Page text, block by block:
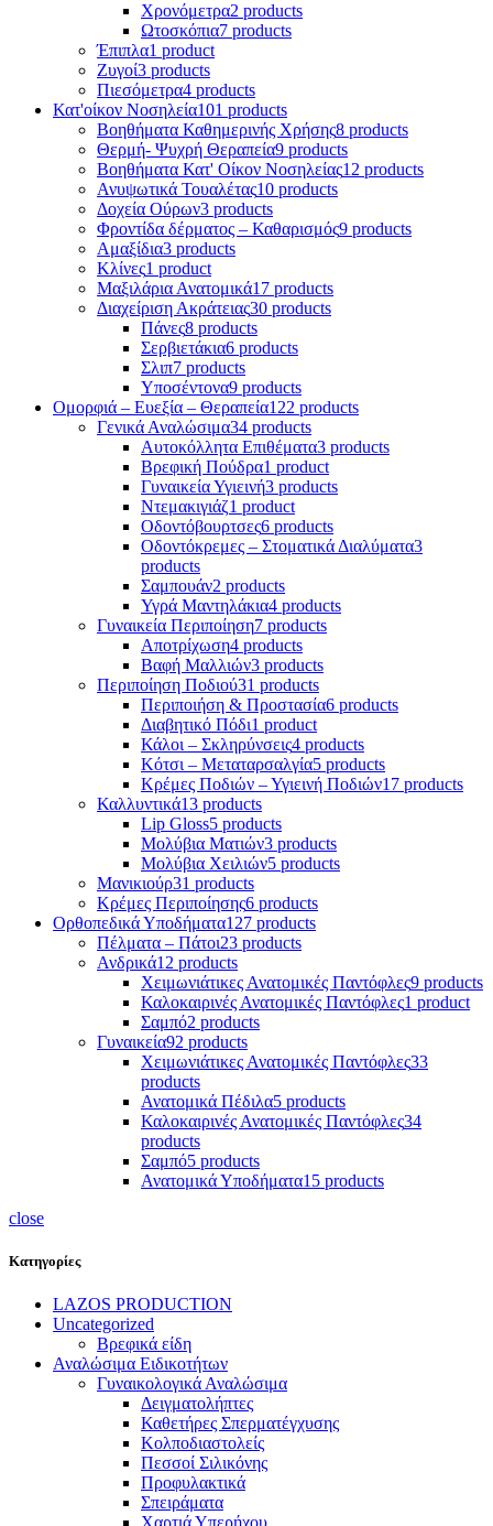
Χρονόμετρα2 products
Ωτοσκόπια7 products
Έπιπλα1 product
Ζυγοί3 products
Πιεσόμετρα4 products
Κατ'οίκον Νοσηλεία101 products
Βοηθήματα Καθημερινής Χρήσης8 products
Θερμή- Ψυχρή Θεραπεία9 products
Βοηθήματα Κατ' Οίκον Νοσηλείας12 products
Ανυψωτικά Τουαλέτας10 products
Δοχεία Ούρων3 products
Φροντίδα δέρματος – Καθαρισμός9 products
Αμαξίδια3 products
Κλίνες1 product
Μαξιλάρια Ανατομικά17 products
Διαχείριση Ακράτειας30 products
Πάνες8 products
Σερβιετάκια6 products
Σλιπ7 products
Υποσέντονα9 products
Ομορφιά – Ευεξία – Θεραπεία122 products
Γενικά Αναλώσιμα34 products
Αυτοκόλλητα Επιθέματα3 products
Βρεφική Πούδρα1 product
Γυναικεία Υγιεινή3 products
Ντεμακιγιάζ1 product
Οδοντόβουρτσες6 products
Οδοντόκρεμες – Στοματικά Διαλύματα3
products
Σαμπουάν2 products
Υγρά Μαντηλάκια4 products
Γυναικεία Περιποίηση7 products
Αποτρίχωση4 products
Βαφή Μαλλιών3 products
Περιποίηση Ποδιού31 products
Περιποιήση & Προστασία6 products
Διαβητικό Πόδι1 product
Κάλοι – Σκληρύνσεις4 products
Κότσι – Μεταταρσαλγία5 products
Κρέμες Ποδιών – Υγιεινή Ποδιών17 products
Καλλυντικά13 products
Lip Gloss5 products
Μολύβια Ματιών3 products
Μολύβια Χειλιών5 products
Μανικιούρ31 products
Κρέμες Περιποίησης6 products
Ορθοπεδικά Υποδήματα127 products
Πέλματα – Πάτοι23 products
Ανδρικά12 products
Χειμωνιάτικες Ανατομικές Παντόφλες9 products
Καλοκαιρινές Ανατομικές Παντόφλες1 product
Σαμπό2 products
Γυναικεία92 products
Χειμωνιάτικες Ανατομικές Παντόφλες33
products
Ανατομικά Πέδιλα5 products
Καλοκαιρινές Ανατομικές Παντόφλες34
products
Σαμπό5 products
Ανατομικά Υποδήματα15 products
close
Κατηγορίες
LAZOS PRODUCTION
Uncategorized
Βρεφικά είδη
Αναλώσιμα Ειδικοτήτων
Γυναικολογικά Αναλώσιμα
Δειγματολήπτες
Καθετήρες Σπερματέγχυσης
Κολποδιαστολείς
Πεσσοί Σιλικόνης
Προφυλακτικά
Σπειράματα
Χαρτιά Υπερήχου